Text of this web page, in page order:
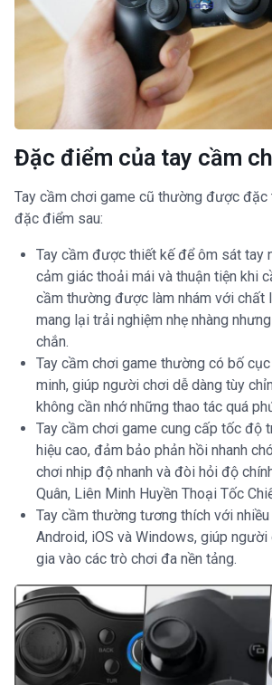
Đặc điểm của tay cầm
Tay cầm chơi game cũ thường được đặc
đặc điểm sau:
Tay cầm được thiết kế để ôm sát tay
cảm giác thoải mái và thuận tiện khi
cầm thường được làm nhám với chất
mang lại trải nghiệm nhẹ nhàng
chắn.
Tay cầm chơi game thường có bố
minh, giúp người chơi dễ dàng tùy
không cần nhớ những thao tác quá
Tay cầm chơi game cung cấp tốc độ
hiệu cao, đảm bảo phản hồi nhanh
chơi nhịp độ nhanh và đòi hỏi độ
Quân, Liên Minh Huyền Thoại Tốc
Tay cầm thường tương thích với nhiều
Android, iOS và Windows, giúp người
gia vào các trò chơi đa nền tảng.